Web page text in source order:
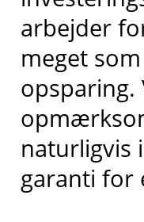
arbejder
meget
naturligvis
garanti for